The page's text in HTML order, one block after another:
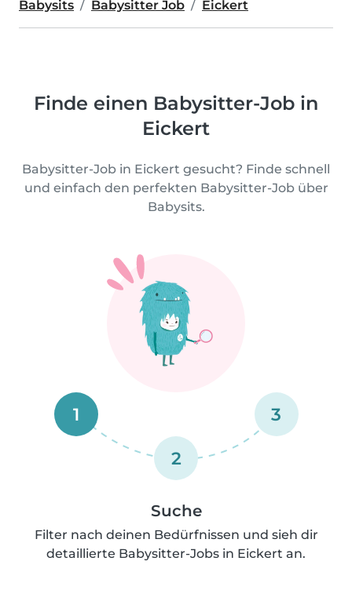
Babysits Babysitter Job Eickert
Finde einen Babysitter-Job in
Eickert
Babysitter-Job in Eickert gesucht? Finde schnell
und einfach den perfekten Babysitter-Job über
Babysits.
1
2
3
Suche
Filter nach deinen Bedürfnissen und sieh dir
detaillierte Babysitter-Jobs in Eickert an.